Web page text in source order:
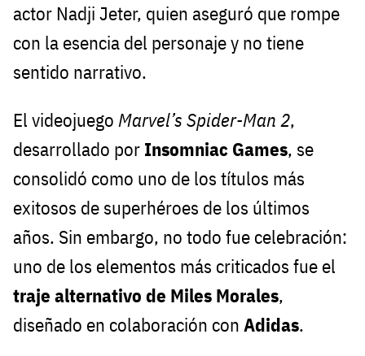
actor Nadji Jeter, quien aseguró que rompe
con la esencia del personaje y no tiene
sentido narrativo.
El videojuego Marvel’s Spider-Man 2,
desarrollado por Insomniac Games, se
consolidó como uno de los títulos más
exitosos de superhéroes de los últimos
años. Sin embargo, no todo fue celebración:
uno de los elementos más criticados fue el
traje alternativo de Miles Morales,
diseñado en colaboración con Adidas.